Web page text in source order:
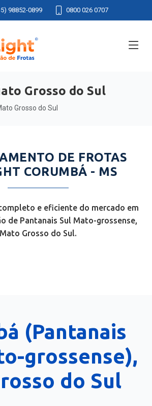
98852-0899 0800 026 0707
Grosso do Sul
Grosso do Sul
DE FROTAS
CORUMBÁ - MS
e eficiente do mercado em
de Pantanais Sul Mato-grossense,
Mato Grosso do Sul.
(Pantanais
grossense),
do Sul